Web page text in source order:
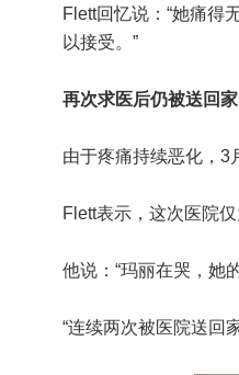
Flett回忆说：“她痛得
以接受。”
再次求医后仍被送回家
由于疼痛持续恶化，3
Flett表示，这次医院
他说：“玛丽在哭，她
“连续两次被医院送回